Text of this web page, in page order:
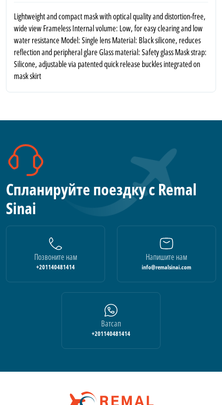
Lightweight and compact mask with optical quality and distortion-free,
wide view Frameless Internal volume: Low, for easy clearing and low
water resistance Model: Single lens Material: Black silicone, reduces
reflection and peripheral glare Glass material: Safety glass Mask strap:
Silicone, adjustable via patented quick release buckles integrated on
mask skirt
Спланируйте поездку с Remal
Sinai
Позвоните нам
+201140481414
Напишите нам
info@remalsinai.com
Ватсап
+201140481414